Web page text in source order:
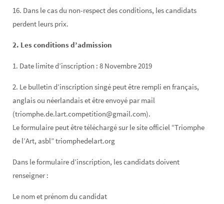
16. Dans le cas du non-respect des conditions, les candidats
perdent leurs prix.
2. Les conditions d’admission
1. Date limite d’inscription : 8 Novembre 2019
2. Le bulletin d’inscription singé peut être rempli en français,
anglais ou néerlandais et être envoyé par mail
(triomphe.de.lart.competition@gmail.com).
Le formulaire peut être téléchargé sur le site officiel “Triomphe
de l’Art, asbl” triomphedelart.org
Dans le formulaire d’inscription, les candidats doivent
renseigner :
Le nom et prénom du candidat